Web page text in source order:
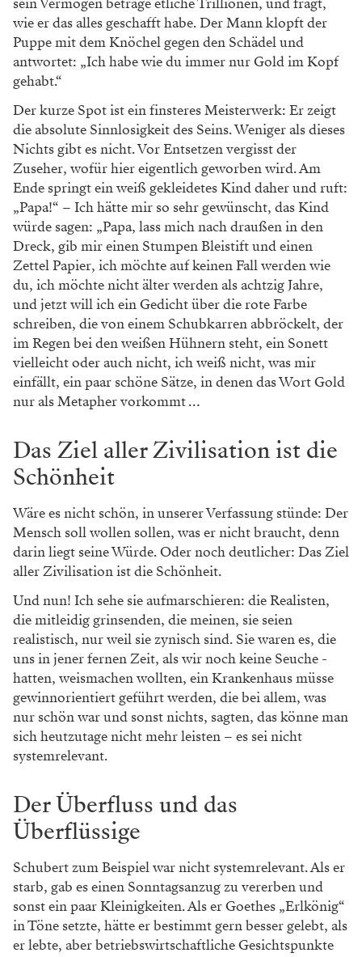
wie er das alles geschafft habe. Der Mann klopft der
Puppe mit dem Knöchel gegen den Schädel und
antwortet: „Ich habe wie du immer nur Gold im Kopf
gehabt.“
Der kurze Spot ist ein finsteres Meister­werk: Er zeigt
die absolute Sinnlosigkeit des Seins. Weniger als dieses
Nichts gibt es nicht. Vor Entsetzen vergisst der
Zuseher, wofür hier eigentlich geworben wird. Am
Ende springt ein weiß gekleidetes Kind daher und ruft:
„Papa!“ – Ich hätte mir so sehr gewünscht, das Kind
würde sagen: „Papa, lass mich nach draußen in den
Dreck, gib mir einen Stumpen Bleistift und einen
Zettel Papier, ich möchte auf keinen Fall werden wie
du, ich möchte nicht älter werden als achtzig Jahre,
und jetzt will ich ein Gedicht über die rote Farbe
schreiben, die von einem Schubkarren abbröckelt, der
im Regen bei den weißen Hühnern steht, ein Sonett
vielleicht oder auch nicht, ich weiß nicht, was mir
einfällt, ein paar schöne Sätze, in denen das Wort Gold
nur als Metapher vorkommt …
Das Ziel aller Zivilisation ist die
Schönheit
Wäre es nicht schön, in unserer Verfassung stünde: Der
Mensch soll wollen sollen, was er nicht braucht, denn
darin liegt seine Würde. Oder noch deutlicher: Das Ziel
aller Zivilisation ist die Schönheit.
Und nun! Ich sehe sie aufmarschieren: die Realisten,
die mitleidig grinsenden, die meinen, sie seien
realistisch, nur weil sie zynisch sind. Sie waren es, die
uns in jener fernen Zeit, als wir noch keine Seuche ­
hatten, weismachen wollten, ein Krankenhaus müsse
gewinnorientiert geführt werden, die bei allem, was
nur schön war und sonst nichts, sagten, das könne man
sich heut­zutage nicht mehr leisten – es sei nicht
systemrelevant.
Der Überfluss und das
Überflüssige
Schubert zum Beispiel war nicht systemrelevant. Als er
starb, gab es einen Sonntagsanzug zu vererben und
sonst ein paar Kleinigkeiten. Als er Goethes „Erlkönig“
in Töne setzte, hätte er bestimmt gern besser gelebt, als
er lebte, aber betriebswirtschaftliche Gesichtspunkte